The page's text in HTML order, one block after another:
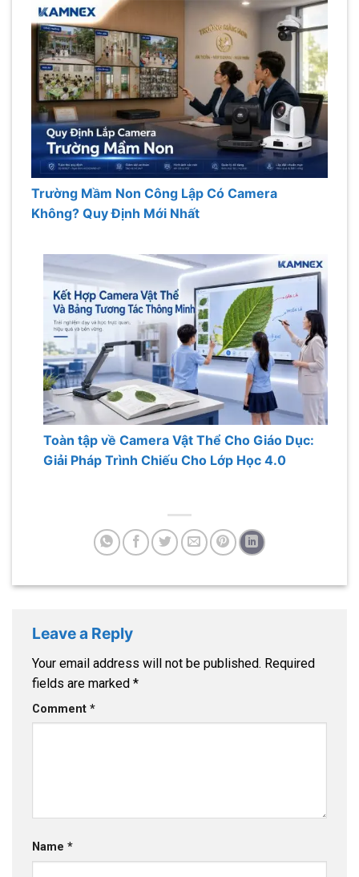
Trường Mầm Non Công Lập Có Camera
Không? Quy Định Mới Nhất
Toàn tập về Camera Vật Thể Cho Giáo Dục:
Giải Pháp Trình Chiếu Cho Lớp Học 4.0
Leave a Reply
Your email address will not be published. Required
fields are marked *
Comment *
Name *